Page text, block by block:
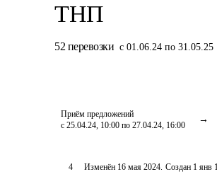
ТНП
52 перевозки с 01.06.24 по 31.05.25
Приём предложений
с 25.04.24, 10:00 по 27.04.24, 16:00
4 Изменён 16 мая 2024. Создан 1 янв